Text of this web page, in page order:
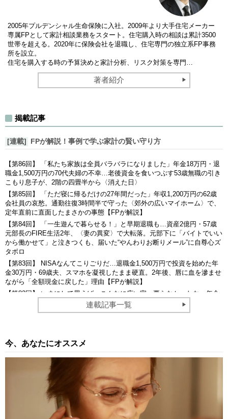
2005年プルデンシャル生命保険に入社。2009年より大手住宅メーカー
専属FPとして家計相談業務をスタート。住宅購入時の相談は累計3500
世帯を超える。2020年に保険会社を退職し、住宅専門の独立系FP事務
所を設立。
住宅を購入する時の予算決めと家計分析、リスク対策を専門…
著者紹介
揭載記事
[連載] FPが解説！事例で学ぶ家計の賢い守り方
【第86回】 「私たち家族は全員バラバラになりました」年金18万円・退
職金1,500万円の70代夫婦の不幸…老後資金を食いつぶす53歳無職の引き
こもり息子が、2階の四畳半から〈消えた日〉
【第85回】 「ただ寝に帰るだけの27年間だった」年収1,200万円の62歳
会社員の哀愁。通勤往復3時間半で守った〈郊外の広いマイホーム〉で、
定年直前に直面したまさかの事態【FPが解説】
【第84回】 「一生遊んで暮らせる！」と早期退職も…資産2億円・57歳
元部長のFIRE生活2年、〈妻の異変〉で大転落。元部下に「バイトでいい
から働かせて」と泣きつくも、届いた“やんわりお断りメール”に自尊心ズ
タボロ
【第83回】 NISAなんてこりごりだ…退職金1,500万円で投資を始めた年
金30万円・69歳夫、スマホを凝視したまま硬直。2年後、唇に血を滲ませ
ながら「全額現金に戻した」理由【FPが解説】
【第82回】 いまにして思えば、こんなに広い家、要らなかったな…年金
月31万円の60代夫婦が「郊外のローン完済・4LDK戸建て」から「都心の
家賃10万円・1DK賃貸マンション〉へ引っ越した理由
連載記事一覧
今、あなたにオススメ